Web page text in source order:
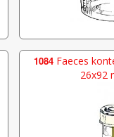
1084Faeces
26x92